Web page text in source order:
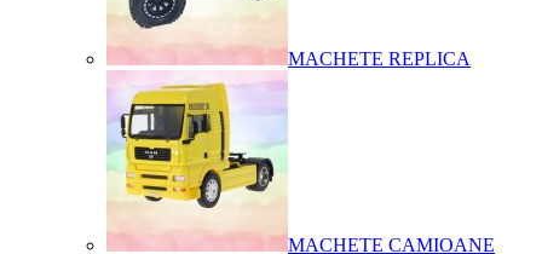
MACHETE REPLICA
MACHETE CAMIOANE